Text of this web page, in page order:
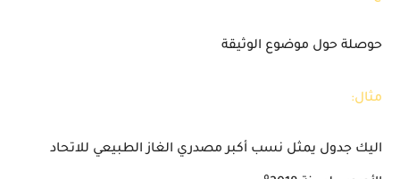
حوصلة حول موضوع الوثيقة
مثال:
اليك جدول يمثل نسب أكبر مصدري الغاز الطبيعي للاتحاد